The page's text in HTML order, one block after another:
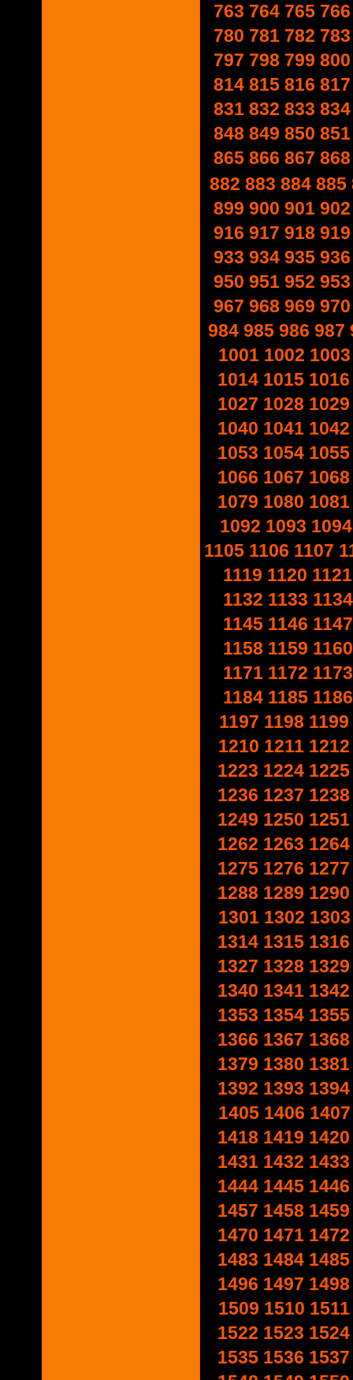
763 764 765 766
780 781 782 783
797 798 799 800
814 815 816 817
831 832 833 834
848 849 850 851
865 866 867 868
882 883 884 885
899 900 901 902
916 917 918 919
933 934 935 936
950 951 952 953
967 968 969 970
984 985 986 987
1001 1002 1003
1014 1015 1016
1027 1028 1029
1040 1041 1042
1053 1054 1055
1066 1067 1068
1079 1080 1081
1092 1093 1094
1105 1106 1107
1119 1120 1121
1132 1133 1134
1145 1146 1147
1158 1159 1160
1171 1172 1173
1184 1185 1186
1197 1198 1199
1210 1211 1212
1223 1224 1225
1236 1237 1238
1249 1250 1251
1262 1263 1264
1275 1276 1277
1288 1289 1290
1301 1302 1303
1314 1315 1316
1327 1328 1329
1340 1341 1342
1353 1354 1355
1366 1367 1368
1379 1380 1381
1392 1393 1394
1405 1406 1407
1418 1419 1420
1431 1432 1433
1444 1445 1446
1457 1458 1459
1470 1471 1472
1483 1484 1485
1496 1497 1498
1509 1510 1511
1522 1523 1524
1535 1536 1537